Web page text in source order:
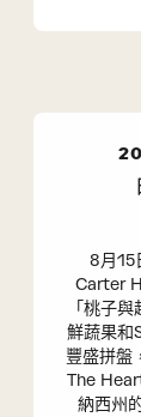
動
航
8月15
Carter
「桃子
鮮蔬果和
豐盛拼盤
The
納西州